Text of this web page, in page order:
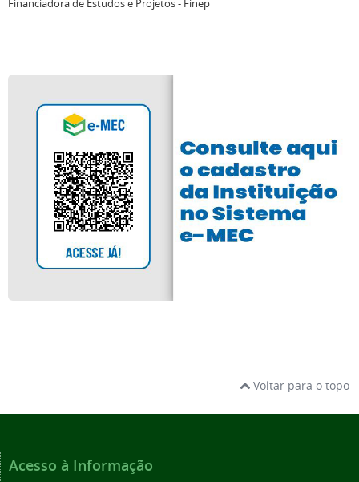
Financiadora de Estudos e Projetos - Finep
Voltar para o topo
Acesso à Informação